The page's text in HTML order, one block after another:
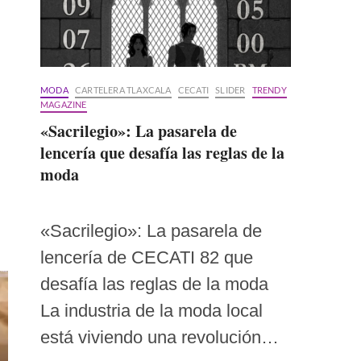
MODA CARTELERA TLAXCALA CECATI SLIDER
TRENDY
MAGAZINE
«Sacrilegio»: La pasarela de
lencería que desafía las reglas de la
moda
«Sacrilegio»: La pasarela de
lencería de CECATI 82 que
desafía las reglas de la moda
La industria de la moda local
está viviendo una revolución…